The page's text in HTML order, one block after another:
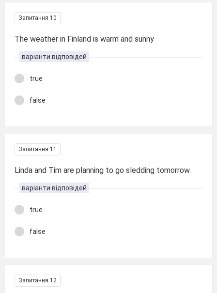
Запитання 10
The weather in Finland is warm and sunny
варіанти відповідей
true
false
Запитання 11
Linda and Tim are planning to go sledding tomorrow.
варіанти відповідей
true
false
Запитання 12